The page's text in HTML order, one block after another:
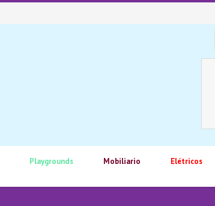
Playgrounds Mobiliario Elétricos